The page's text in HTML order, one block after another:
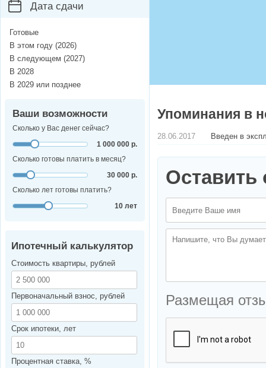
Упоминания в
28.06.2017 Введен в
Оставить
Размещая
Дата сдачи
Готовые
В этом году (2026)
В следующем (2027)
В 2028
В 2029 или позднее
Ваши возможности
Сколько у Вас денег сейчас?
1 000 000 р.
Сколько готовы платить в месяц?
30 000 р.
Сколько лет готовы платить?
10 лет
Ипотечный калькулятор
Стоимость квартиры, рублей
Первоначальный взнос, рублей
Срок ипотеки, лет
Процентная ставка, %